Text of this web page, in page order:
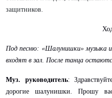
защитников.
Под песню: «Шалунишки» музыка
входят в зал. После танца
Муз. руководитель:
дорогие шалунишки. Прошу